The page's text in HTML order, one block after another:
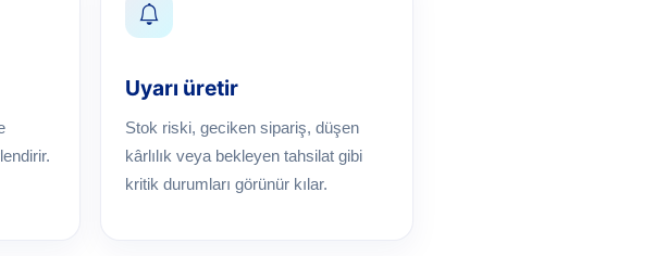
Uyarı üretir
Stok riski, geciken sipariş, düşen
kârlılık veya bekleyen tahsilat gibi
kritik durumları görünür kılar.